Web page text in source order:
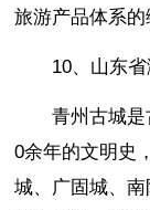
旅游产品体系的
10、山东
青州古城
0余年的文明史
城、广固城、